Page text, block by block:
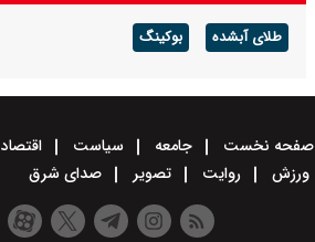
طلای آبشده بوکینگ
صفحه نخست جامعه سیاست اقتصاد
ورزش
روایت تصویر صدای شرق